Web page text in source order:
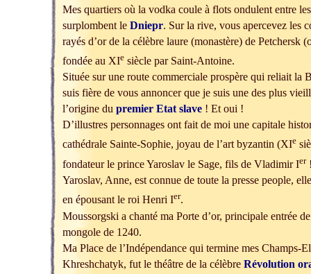
Mes quartiers où la vodka coule à flots ondulent entre
surplombent le Dniepr. Sur la rive, vous apercevez les
rayés d’or de la célèbre laure (monastère) de Petchersk
fondée au XIe siècle par Saint-Antoine.
Située sur une route commerciale prospère qui reliait la
suis fière de vous annoncer que je suis une des plus
l’origine du premier Etat slave ! Et oui !
D’illustres personnages ont fait de moi une capitale
cathédrale Sainte-Sophie, joyau de l’art byzantin (XIe
fondateur le prince Yaroslav le Sage, fils de Vladimir Ier!
Yaroslav, Anne, est connue de toute la presse people,
en épousant le roi Henri Ier.
Moussorgski a chanté ma Porte d’or, principale entrée
mongole de 1240.
Ma Place de l’Indépendance qui termine mes Champs-
Khreshchatyk, fut le théâtre de la célèbre Révolution